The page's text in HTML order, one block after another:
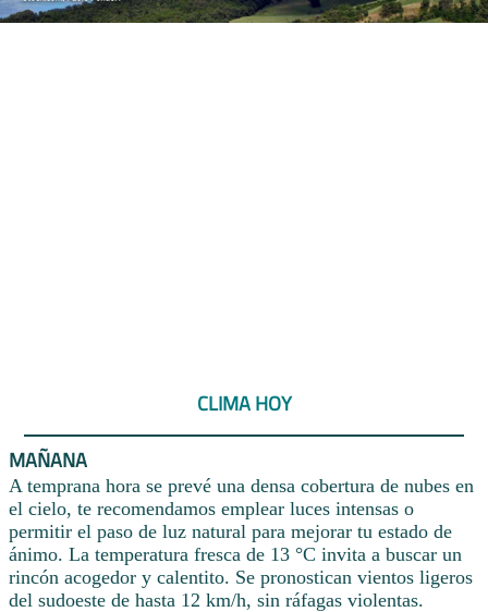
CLIMA HOY
MAÑANA
A temprana hora se prevé una densa cobertura de nubes en
el cielo, te recomendamos emplear luces intensas o
permitir el paso de luz natural para mejorar tu estado de
ánimo. La temperatura fresca de 13 °C invita a buscar un
rincón acogedor y calentito. Se pronostican vientos ligeros
del sudoeste de hasta 12 km/h, sin ráfagas violentas.